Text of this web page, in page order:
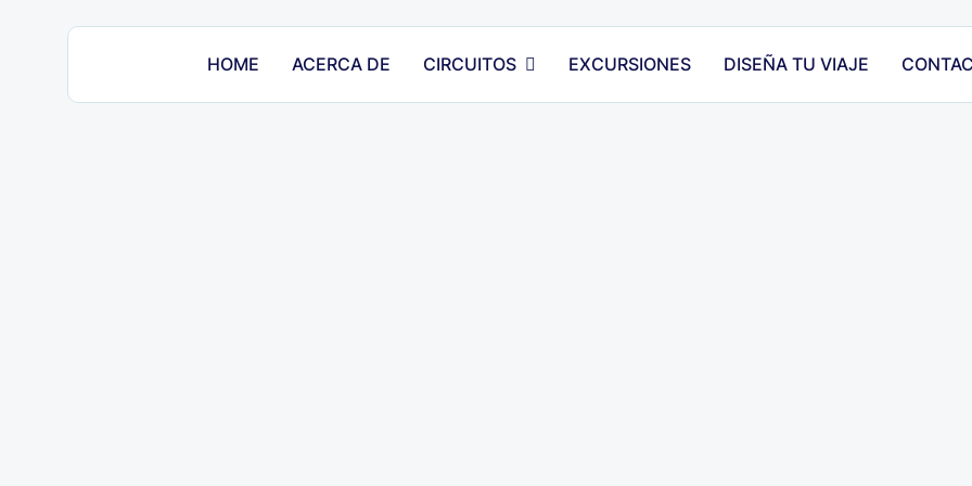
HOME ACERCA DE CIRCUITOS EXCURSIONES DISEÑA TU VIAJE